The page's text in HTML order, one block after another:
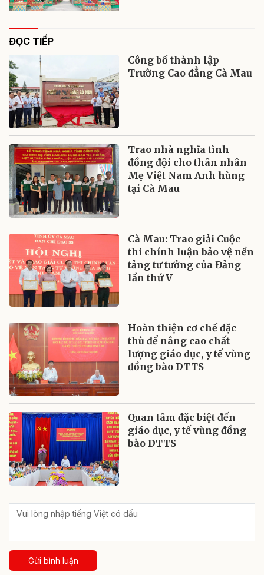
ĐỌC TIẾP
Công bố thành lập
Trường Cao đẳng Cà Mau
Trao nhà nghĩa tình
đồng đội cho thân nhân
Mẹ Việt Nam Anh hùng
tại Cà Mau
Cà Mau: Trao giải Cuộc
thi chính luận bảo vệ nền
tảng tư tưởng của Đảng
lần thứ V
Hoàn thiện cơ chế đặc
thù để nâng cao chất
lượng giáo dục, y tế vùng
đồng bào DTTS
Quan tâm đặc biệt đến
giáo dục, y tế vùng đồng
bào DTTS
Gửi bình luận